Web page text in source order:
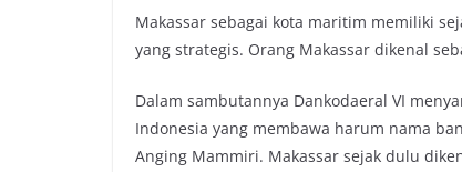
Makassar sebagai kota maritim memiliki
yang strategis. Orang Makassar dikenal
Dalam sambutannya Dankodaeral VI
Indonesia yang membawa harum nama
Anging Mammiri. Makassar sejak dulu